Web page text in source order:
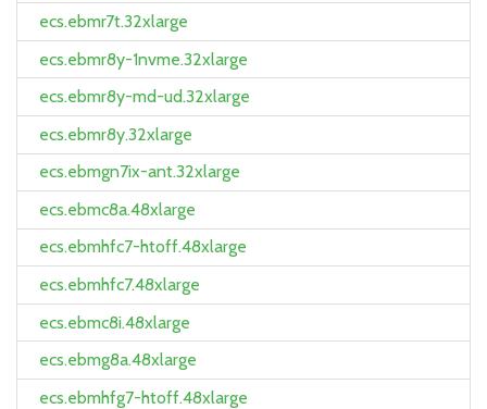
ecs.ebmr7t.32xlarge
ecs.ebmr8y-1nvme.32xlarge
ecs.ebmr8y-md-ud.32xlarge
ecs.ebmr8y.32xlarge
ecs.ebmgn7ix-ant.32xlarge
ecs.ebmc8a.48xlarge
ecs.ebmhfc7-htoff.48xlarge
ecs.ebmhfc7.48xlarge
ecs.ebmc8i.48xlarge
ecs.ebmg8a.48xlarge
ecs.ebmhfg7-htoff.48xlarge